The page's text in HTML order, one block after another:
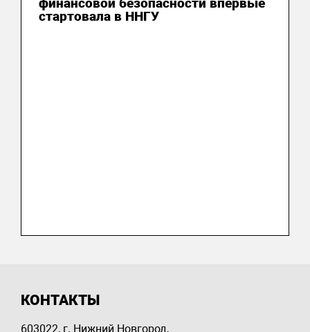
стартовала в ННГУ
КОНТАКТЫ
603022, г. Нижний Новгород,